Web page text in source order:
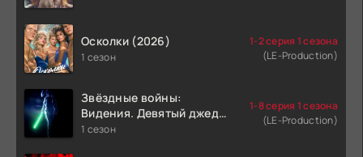
Осколки (2026)
1 сезон
1-2 серия 1 сезона
(LE-Production)
Звёздные войны:
Видения. Девятый джедай
(2026)
1 сезон
1-8 серия 1 сезона
(LE-Production)